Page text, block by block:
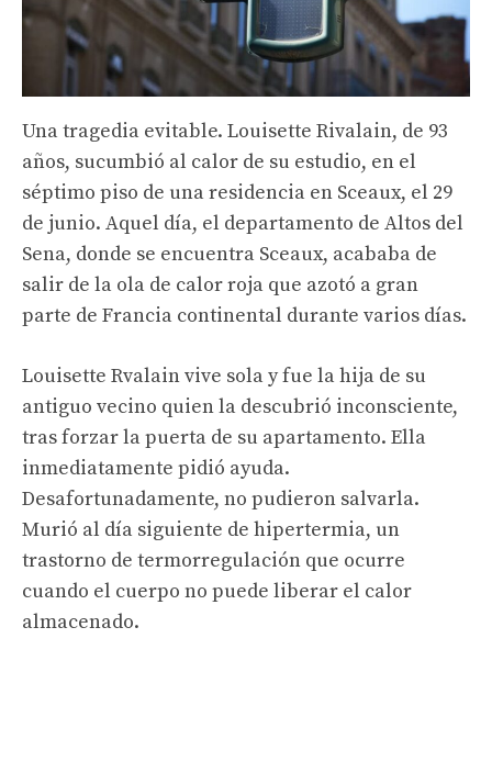
Una tragedia evitable. Louisette Rivalain, de 93
años, sucumbió al calor de su estudio, en el
séptimo piso de una residencia en Sceaux, el 29
de junio. Aquel día, el departamento de Altos del
Sena, donde se encuentra Sceaux, acababa de
salir de la ola de calor roja que azotó a gran
parte de Francia continental durante varios días.
Louisette Rvalain vive sola y fue la hija de su
antiguo vecino quien la descubrió inconsciente,
tras forzar la puerta de su apartamento. Ella
inmediatamente pidió ayuda.
Desafortunadamente, no pudieron salvarla.
Murió al día siguiente de hipertermia, un
trastorno de termorregulación que ocurre
cuando el cuerpo no puede liberar el calor
almacenado.